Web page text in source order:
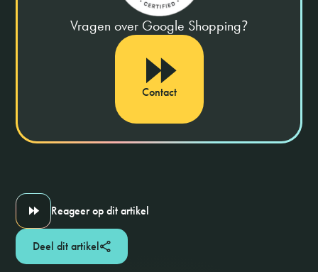
Vragen over Google Shopping?
Contact
Reageer op dit artikel
Deel dit artikel